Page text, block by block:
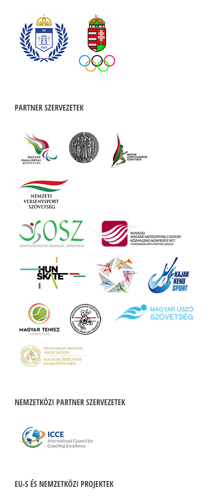
PARTNER SZERVEZETEK
NEMZETKÖZI PARTNER SZERVEZETEK
EU-S ÉS NEMZETKÖZI PROJEKTEK